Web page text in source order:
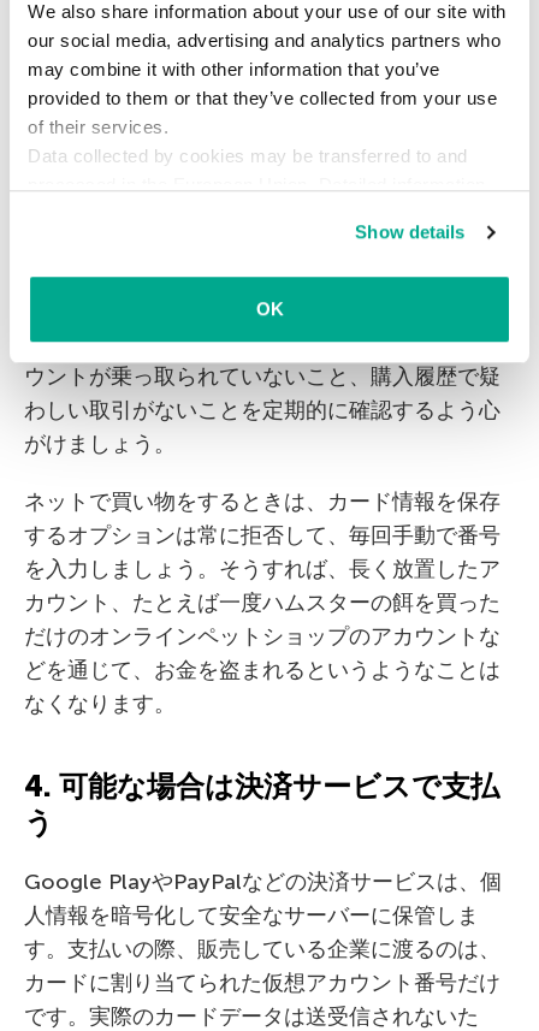
We also share information about your use of our site with
our social media, advertising and analytics partners who
may combine it with other information that you’ve
provided to them or that they’ve collected from your use
of their services.
Data collected by cookies may be transferred to and
Show details
OK
ちらをご覧ください。
3.クレジットカード情報を保存しな
い
カウントをハッキングして情報を盗みます。長期
間気づかれずに操作することができるからです。
そのため、アカウントにはクレジットカードの情
報を保存しないことをお勧めします。また、アカ
ウントが乗っ取られていないこと、購入履歴で疑
わしい取引がないことを定期的に確認するよう心
がけましょう。
ネットで買い物をするときは、カード情報を保存
するオプションは常に拒否して、毎回手動で番号
を入力しましょう。そうすれば、長く放置したア
カウント、たとえば一度ハムスターの餌を買った
だけのオンラインペットショップのアカウントな
どを通じて、お金を盗まれるというようなことは
なくなります。
4. 可能な場合は決済サービスで支払
う
Google PlayやPayPalなどの決済サービスは、個
人情報を暗号化して安全なサーバーに保管しま
す。支払いの際、販売している企業に渡るのは、
カードに割り当てられた仮想アカウント番号だけ
です。実際のカードデータは送受信されないた